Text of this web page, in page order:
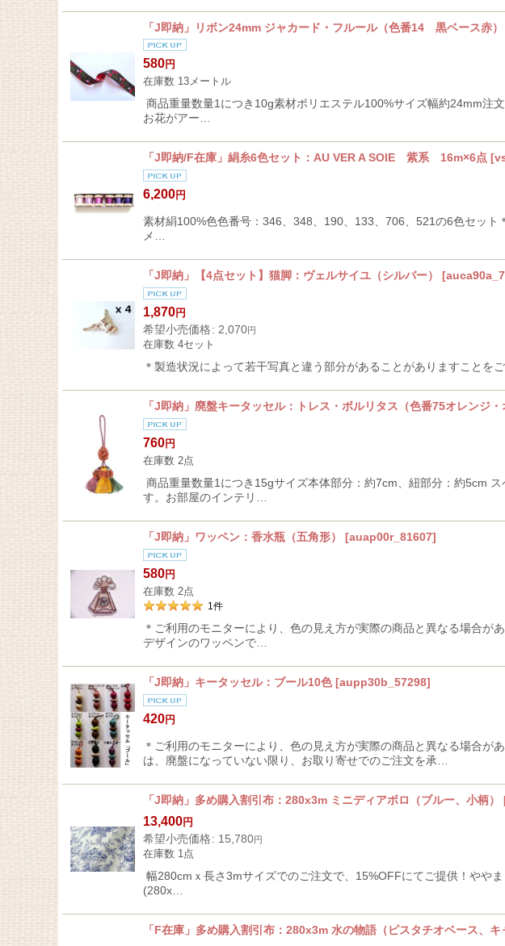
「J即納」リボン24mm ジャカード・フルール（色番14 黒ベース赤）
580円
在庫数 13メートル
商品重量数量1につき10g素材ポリエステル100%サイズ幅約24mm注
お花がアー…
「J即納/F在庫」絹糸6色セット：AU VER A SOIE 紫系 16m×6点 [
6,200円
素材絹100%色色番号：346、348、190、133、706、521の6色セッ
メ…
「J即納」【4点セット】猫脚：ヴェルサイユ（シルバー） [
1,870円
希望小売価格: 2,070円
在庫数 4セット
＊製造状況によって若干写真と違う部分があることがありますことを
「J即納」廃盤キータッセル：トレス・ボルリタス（色番75オレンジ
760円
在庫数 2点
商品重量数量1につき15gサイズ本体部分：約7cm、紐部分：約5cm
す。お部屋のインテリ…
「J即納」ワッペン：香水瓶（五角形） [auap00r_81607]
580円
在庫数 2点
1件
＊ご利用のモニターにより、色の見え方が実際の商品と異なる場合
デザインのワッペンで…
「J即納」キータッセル：ブール10色 [aupp30b_57298]
420円
＊ご利用のモニターにより、色の見え方が実際の商品と異なる場合
は、廃盤になっていない限り、お取り寄せでのご注文を承…
「J即納」多め購入割引布：280x3m ミニディアボロ（ブルー、小柄）
13,400円
希望小売価格: 15,780円
在庫数 1点
幅280cmｘ長さ3mサイズでのご注文で、15%OFFにてご提供！やや
(280x…
「F在庫」多め購入割引布：280x3m 水の物語（ピスタチオベース、キ